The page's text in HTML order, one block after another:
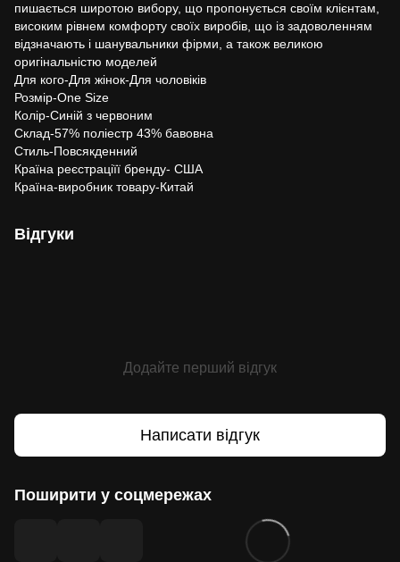
пишається широтою вибору, що пропонується своїм клієнтам,
високим рівнем комфорту своїх виробів, що із задоволенням
відзначають і шанувальники фірми, а також великою
оригінальністю моделей
Для кого-Для жінок-Для чоловіків
Розмір-One Size
Колір-Синій з червоним
Склад-57% поліестр 43% бавовна
Стиль-Повсякденний
Країна реєстраціїї бренду- США
Країна-виробник товару-Китай
Відгуки
Додайте перший відгук
Написати відгук
Поширити у соцмережах